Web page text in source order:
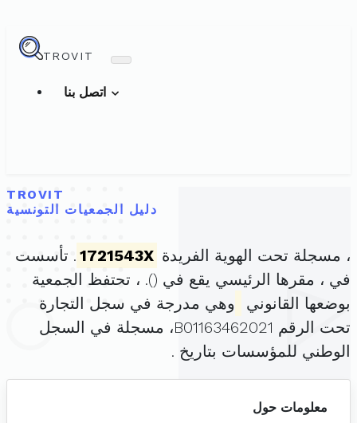
TROVIT
TROVIT
دليل الجمعيات التونسية
، مسجلة تحت الهوية الفريدة 1721543X . تأسست
في ، مقرها الرئيسي يقع في (). ، تحتفظ الجمعية
بوضعها القانوني
وهي مدرجة في سجل التجارة
تحت الرقم B01163462021، مسجلة في السجل
الوطني للمؤسسات بتاريخ .
معلومات حول